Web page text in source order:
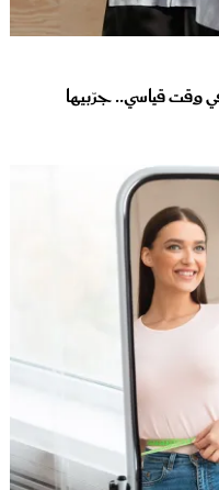
وقت قياسي.. جرّبيها